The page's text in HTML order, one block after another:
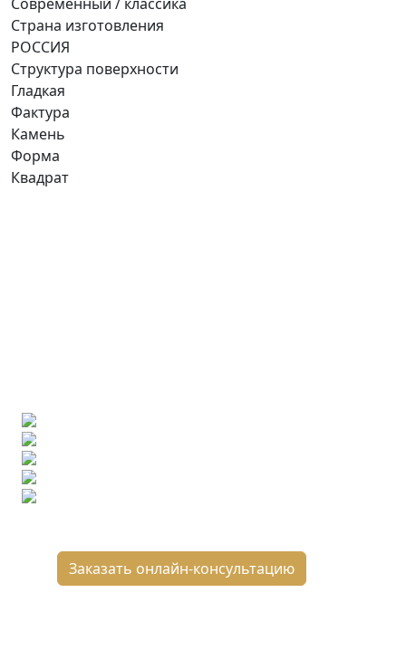
Страна изготовления
РОССИЯ
Структура поверхности
Гладкая
Фактура
Камень
Форма
Квадрат
Заказать онлайн-консультацию